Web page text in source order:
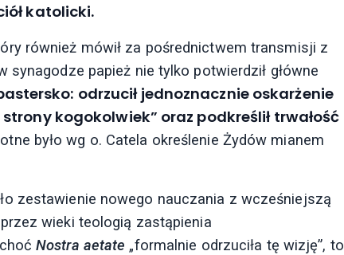
katolicki.
również mówił za pośrednictwem transmisji z
papież nie tylko potwierdził główne
odrzucił jednoznacznie oskarżenie
kogokolwiek” oraz podkreślił trwałość
było wg o. Catela określenie Żydów mianem
zestawienie nowego nauczania z wcześniejszą
wieki teologią zastąpienia
choćNostra aetate „formalnie odrzuciła tę wizję”, to